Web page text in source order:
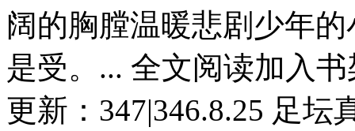
阔的胸膛温暖悲剧少年
是受。... 全文阅读加入
更新：347|346.8.25 足